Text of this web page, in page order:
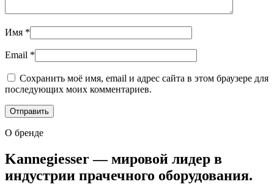
Имя *
Email *
Сохранить моё имя, email и адрес сайта в этом браузере для
последующих моих комментариев.
О бренде
Kannegiesser — мировой лидер в
индустрии прачечного оборудования.